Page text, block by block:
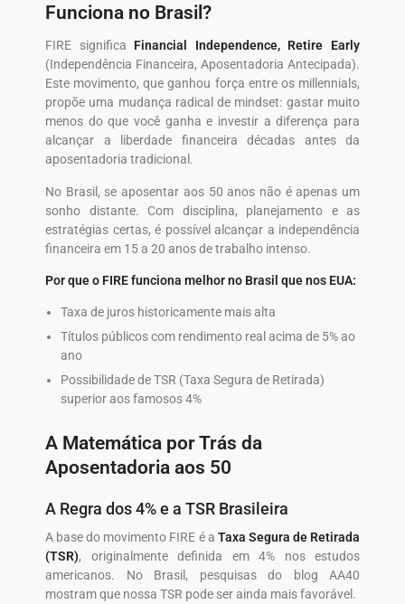
Funciona no Brasil?
FIRE significa Financial Independence, Retire Early
(Independência Financeira, Aposentadoria Antecipada).
Este movimento, que ganhou força entre os millennials,
propõe uma mudança radical de mindset: gastar muito
menos do que você ganha e investir a diferença para
alcançar a liberdade financeira décadas antes da
aposentadoria tradicional.
No Brasil, se aposentar aos 50 anos não é apenas um
sonho distante. Com disciplina, planejamento e as
estratégias certas, é possível alcançar a independência
financeira em 15 a 20 anos de trabalho intenso.
Por que o FIRE funciona melhor no Brasil que nos EUA:
Taxa de juros historicamente mais alta
Títulos públicos com rendimento real acima de 5% ao
ano
Possibilidade de TSR (Taxa Segura de Retirada)
superior aos famosos 4%
A Matemática por Trás da
Aposentadoria aos 50
A Regra dos 4% e a TSR Brasileira
A base do movimento FIRE é a Taxa Segura de Retirada
(TSR), originalmente definida em 4% nos estudos
americanos. No Brasil, pesquisas do blog AA40
mostram que nossa TSR pode ser ainda mais favorável.